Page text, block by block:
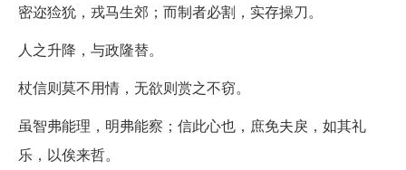
密迩猃狁，戎马生郊；而制者必割，实存操刀。
人之升降，与政隆替。
杖信则莫不用情，无欲则赏之不窃。
虽智弗能理，明弗能察；信此心也，庶免夫戾，如其礼
乐，以俟来哲。